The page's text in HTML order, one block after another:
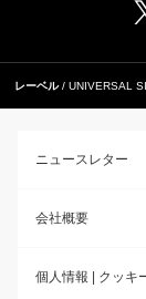
レーベル UNIVERSAL
ニュースレター
会社概要
個人情報 | クッキ